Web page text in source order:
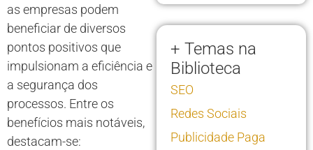
as empresas podem
beneficiar de diversos
pontos positivos que
impulsionam a eficiência e
a segurança dos
processos. Entre os
benefícios mais notáveis,
destacam-se:
+ Temas na
Biblioteca
SEO
Redes Sociais
Publicidade Paga